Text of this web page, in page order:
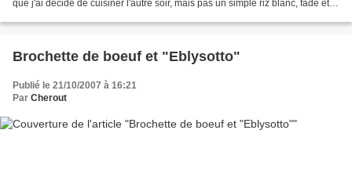
que j'ai décidé de cuisiner l'autre soir, mais pas un simple riz blanc, fade et
Brochette de boeuf et "Eblysotto"
Publié le 21/10/2007 à 16:21
Par Cherout